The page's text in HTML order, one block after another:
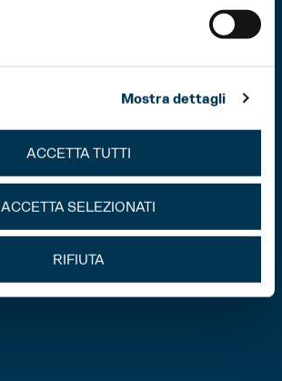
Mostra dettagli
ACCETTA TUTTI
ACCETTA SELEZIONATI
RIFIUTA